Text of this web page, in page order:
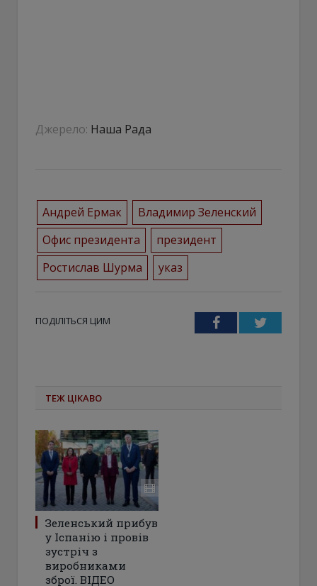
Джерело: Наша Рада
Андрей Ермак
Владимир Зеленский
Офис президента
президент
Ростислав Шурма
указ
ПОДІЛІТЬСЯ ЦИМ FacebookTwitter
ТЕЖ ЦІКАВО
Зеленський прибув
у Іспанію і провів
зустріч з
виробниками
зброї. ВІДЕО